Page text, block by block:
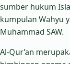
sumber hukum
kumpulan Wahyu
Muhammad SAW.
Al-Qur’an